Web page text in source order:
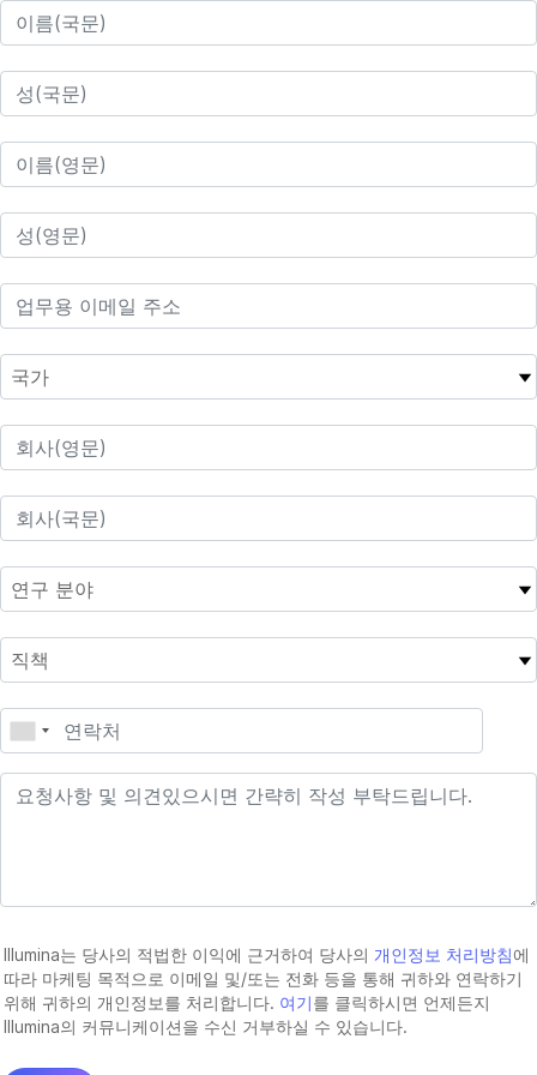
Illumina는 당사의 적법한 이익에 근거하여 당사의 개인정보 처리방침에
따라 마케팅 목적으로 이메일 및/또는 전화 등을 통해 귀하와 연락하기
위해 귀하의 개인정보를 처리합니다. 여기를 클릭하시면 언제든지
Illumina의 커뮤니케이션을 수신 거부하실 수 있습니다.